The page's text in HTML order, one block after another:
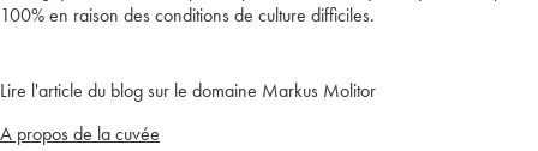
100% en raison des conditions de culture difficiles.
Lire l'article du blog sur le domaine Markus Molitor
A propos de la cuvée